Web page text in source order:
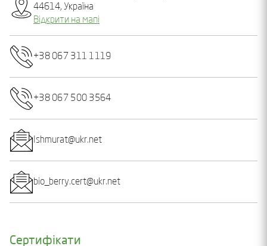
44614, Україна
Відкрити на мапі
+38 067 311 1119
+38 067 500 3564
Ishmurat@ukr.net
bio_berry.cert@ukr.net
Сертифікати